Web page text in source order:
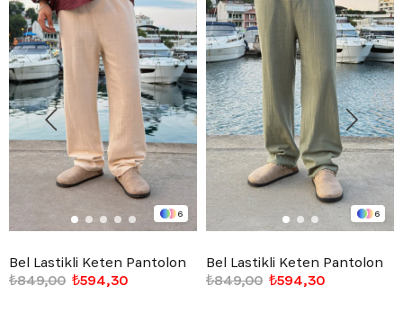
6
Bel Lastikli Keten Pantolon
₺594,30
₺849,00
6
Bel Lastikli Keten Pantolon
₺594,30
₺849,00